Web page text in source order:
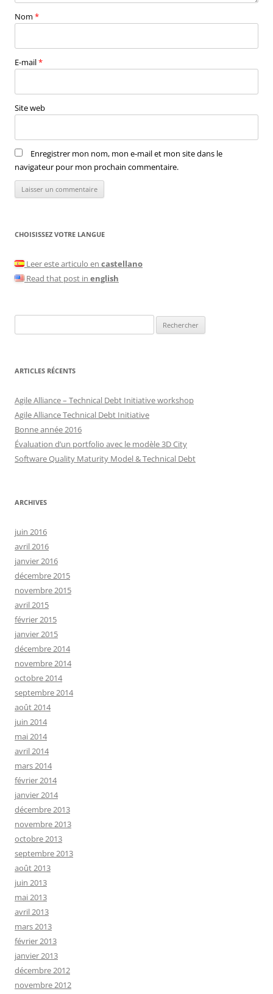
Nom *
E-mail*
Site web
Enregistrer mon nom, mon e-mail et mon site dans le
navigateur pour mon prochain commentaire.
CHOISISSEZ VOTRE LANGUE
Leer este articulo en castellano
Read that post in english
ARTICLES RÉCENTS
Agile Alliance – Technical Debt Initiative workshop
Agile Alliance Technical Debt Initiative
Bonne année 2016
Évaluation d’un portfolio avec le modèle 3D City
Software Quality Maturity Model & Technical Debt
ARCHIVES
juin 2016
avril 2016
janvier 2016
décembre 2015
novembre 2015
avril 2015
février 2015
janvier 2015
décembre 2014
novembre 2014
octobre 2014
septembre 2014
août 2014
juin 2014
mai 2014
avril 2014
mars 2014
février 2014
janvier 2014
décembre 2013
novembre 2013
octobre 2013
septembre 2013
août 2013
juin 2013
mai 2013
avril 2013
mars 2013
février 2013
janvier 2013
décembre 2012
novembre 2012